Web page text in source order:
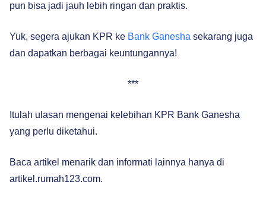
pun bisa jadi jauh lebih ringan dan praktis.
Yuk, segera ajukan KPR ke Bank Ganesha sekarang juga
dan dapatkan berbagai keuntungannya!
***
Itulah ulasan mengenai kelebihan KPR Bank Ganesha
yang perlu diketahui.
Baca artikel menarik dan informati lainnya hanya di
artikel.rumah123.com.